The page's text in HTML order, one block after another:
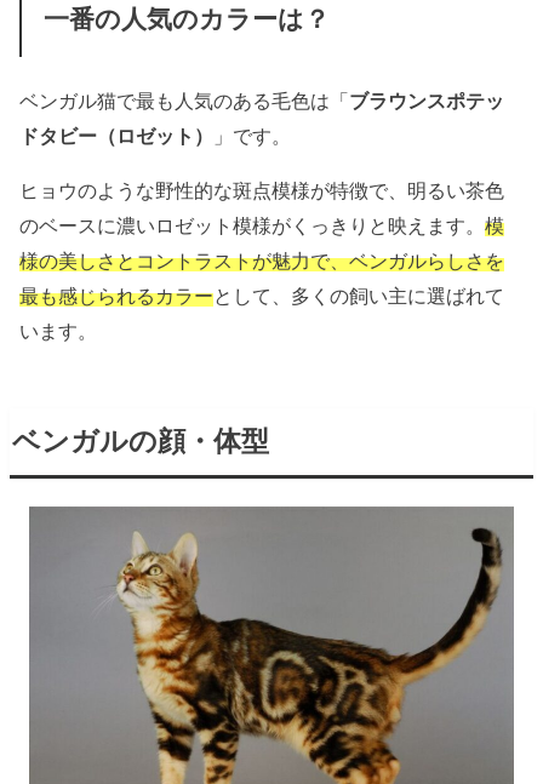
一番の人気のカラーは？
ベンガル猫で最も人気のある毛色は「ブラウンスポテッ
ドタビー（ロゼット）
」です。
ヒョウのような野性的な斑点模様が特徴で、明るい茶色
のベースに濃いロゼット模様がくっきりと映えます。模
様の美しさとコントラストが魅力で、ベンガルらしさを
最も感じられるカラーとして、多くの飼い主に選ばれて
います。
ベンガルの顔・体型